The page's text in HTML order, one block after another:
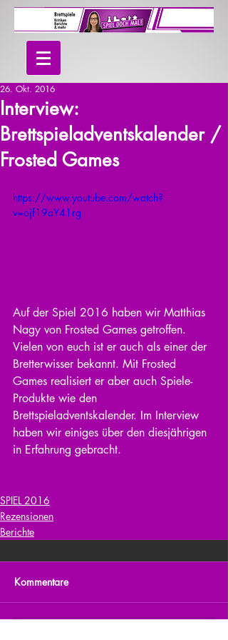
Interview:
Brettspieladventskalender /
Frosted Games
26. Okt. 2016
https://www.youtube.com/watch?
v=ojf19aY41rg
Auf der Spiel 2016 haben wir Matthias
Nagy von Frosted Games getroffen.
Vielen von euch ist er auch als einer der
Bretterwisser bekannt. Mit Frosted
Games realisiert er aber auch Spiele-
Produkte wie den
Brettspieladventskalender. Im Interview
haben wir einiges über den diesjährigen
in Erfahrung gebracht.
SPIEL 2016
Rezensionen
Berichte
Kommentare